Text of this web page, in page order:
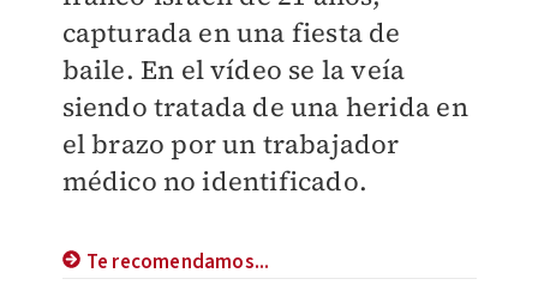
capturada en una fiesta de
baile. En el vídeo se la veía
siendo tratada de una herida en
el brazo por un trabajador
médico no identificado.
Te recomendamos...